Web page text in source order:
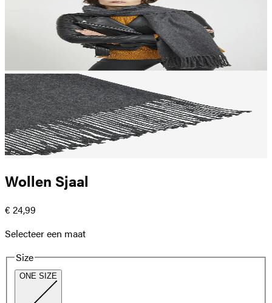
Wollen Sjaal
€ 24,99
Selecteer een maat
Size
ONE SIZE